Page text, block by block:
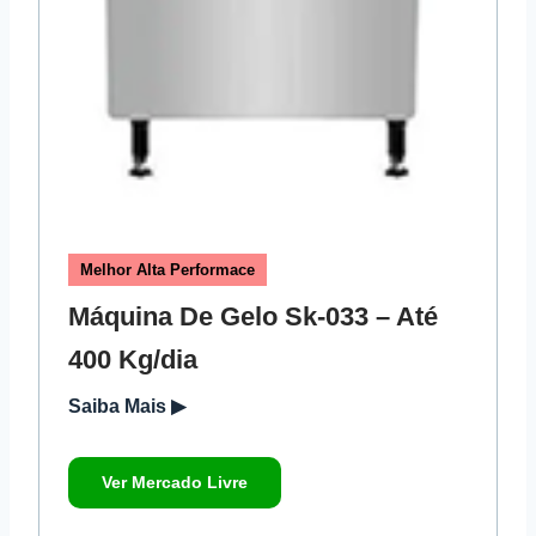
Melhor Alta Performace
Máquina De Gelo Sk-033 – Até
400 Kg/dia
Saiba Mais ▶
Ver Mercado Livre